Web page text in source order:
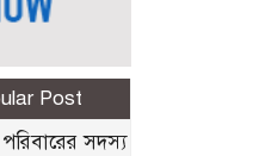
Post
সদস্য